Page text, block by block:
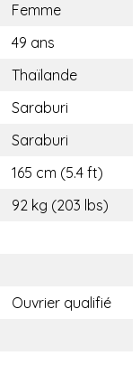
Femme
49 ans
Thaïlande
Saraburi
Saraburi
165 cm (5.4 ft)
92 kg (203 lbs)
Ouvrier qualifié